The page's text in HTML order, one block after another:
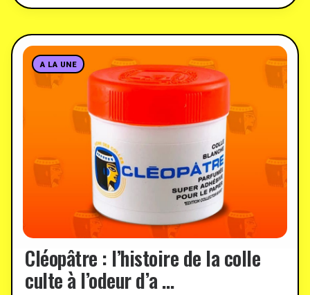
A LA UNE
Cléopâtre : l’histoire de la colle
culte à l’odeur d’a …